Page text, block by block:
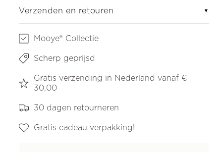
Verzenden en retouren ▼
Mooye® Collectie
Scherp geprijsd
Gratis verzending in Nederland vanaf €
30,00
30 dagen retourneren
Gratis cadeau verpakking!